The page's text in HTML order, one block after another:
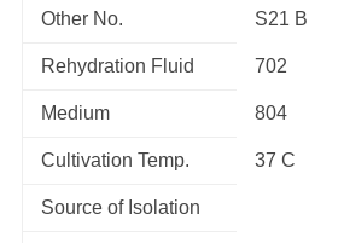
Other No. S21 B
Rehydration Fluid 702
Medium 804
Cultivation Temp. 37 C
Source of Isolation